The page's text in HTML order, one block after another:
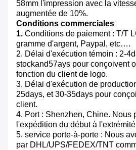
58mm l'impression avec la
augmentée de 10%.
Conditions commerciales
1. Conditions de paiement : T/T
gramme d'argent, Paypal, etc….
2. Délai d'exécution témoin : 2-
stockand57ays pour conçoivent
fonction du client de logo.
3. Délai d'exécution de
25days, et 30-35days pour
client.
4. Port : Shenzhen, Chine. Nous
l'expédition du début à
5. service porte-à-porte : Nous
par DHL/UPS/FEDEX/TNT